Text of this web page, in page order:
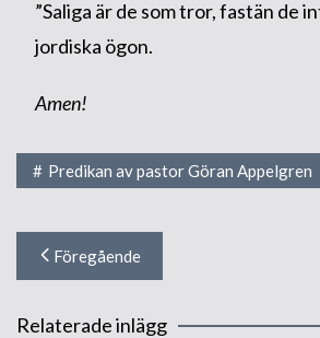
”Saliga är de som tror, fastän de
jordiska ögon.
Amen!
Predikan av pastor Göran Appelgren
Inläggsnavigering
Föregående
Relaterade inlägg